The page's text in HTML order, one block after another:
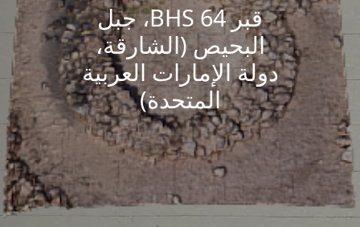
قبر BHS 64، جبل
البحيص (الشارقة،
دولة الإمارات العربية
المتحدة)